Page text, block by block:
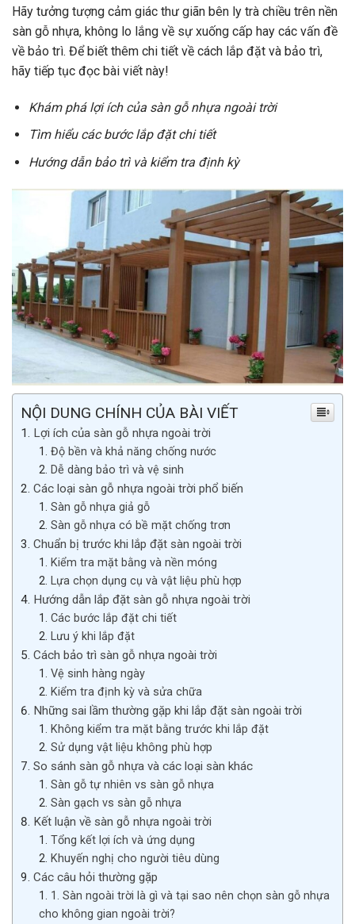
Hãy tưởng tượng cảm giác thư giãn bên ly trà chiều trên nền
sàn gỗ nhựa, không lo lắng về sự xuống cấp hay các vấn đề
về bảo trì. Để biết thêm chi tiết về cách lắp đặt và bảo trì,
hãy tiếp tục đọc bài viết này!
Khám phá lợi ích của sàn gỗ nhựa ngoài trời
Tìm hiểu các bước lắp đặt chi tiết
Hướng dẫn bảo trì và kiểm tra định kỳ
NỘI DUNG CHÍNH CỦA BÀI VIẾT
Lợi ích của sàn gỗ nhựa ngoài trời
Độ bền và khả năng chống nước
Dễ dàng bảo trì và vệ sinh
Các loại sàn gỗ nhựa ngoài trời phổ biến
Sàn gỗ nhựa giả gỗ
Sàn gỗ nhựa có bề mặt chống trơn
Chuẩn bị trước khi lắp đặt sàn ngoài trời
Kiểm tra mặt bằng và nền móng
Lựa chọn dụng cụ và vật liệu phù hợp
Hướng dẫn lắp đặt sàn gỗ nhựa ngoài trời
Các bước lắp đặt chi tiết
Lưu ý khi lắp đặt
Cách bảo trì sàn gỗ nhựa ngoài trời
Vệ sinh hàng ngày
Kiểm tra định kỳ và sửa chữa
Những sai lầm thường gặp khi lắp đặt sàn ngoài trời
Không kiểm tra mặt bằng trước khi lắp đặt
Sử dụng vật liệu không phù hợp
So sánh sàn gỗ nhựa và các loại sàn khác
Sàn gỗ tự nhiên vs sàn gỗ nhựa
Sàn gạch vs sàn gỗ nhựa
Kết luận về sàn gỗ nhựa ngoài trời
Tổng kết lợi ích và ứng dụng
Khuyến nghị cho người tiêu dùng
Các câu hỏi thường gặp
1. Sàn ngoài trời là gì và tại sao nên chọn sàn gỗ nhựa
cho không gian ngoài trời?